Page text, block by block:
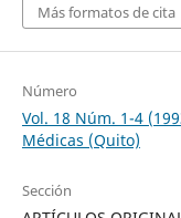
Más formatos de cita
Número
Vol. 18 Núm. 1-4
Médicas (Quito)
Sección